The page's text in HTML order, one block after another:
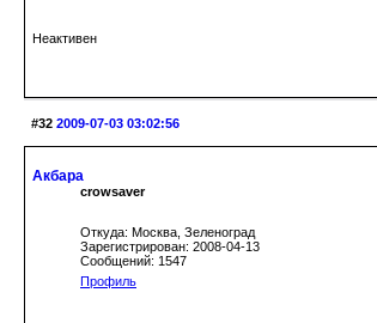
Неактивен
#32 2009-07-03 03:02:56
Акбара
crowsaver
Откуда: Москва, Зеленоград
Зарегистрирован: 2008-04-13
Сообщений: 1547
Профиль